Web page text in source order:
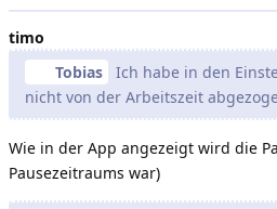
timo
Tobias
Ich habe in den
nicht von der Arbeitszeit
Wie in der App angezeigt wird die
Pausezeitraums war)